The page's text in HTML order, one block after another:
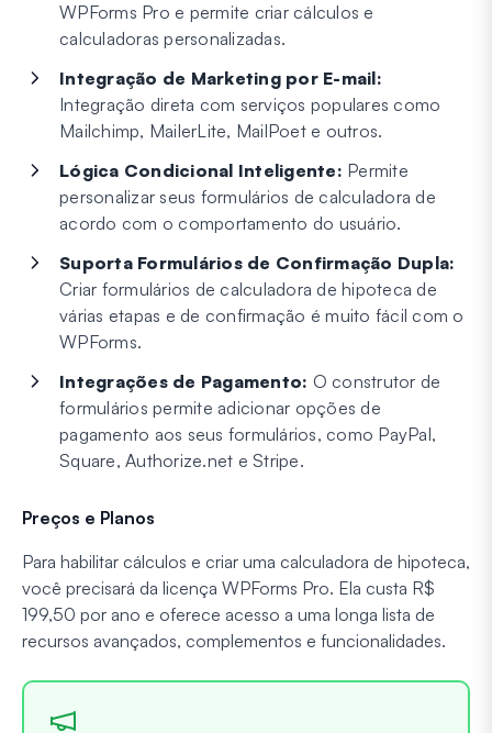
WPForms Pro e permite criar cálculos e
calculadoras personalizadas.
Integração de Marketing por E-mail:
Integração direta com serviços populares como
Mailchimp, MailerLite, MailPoet e outros.
Lógica Condicional Inteligente: Permite
personalizar seus formulários de calculadora de
acordo com o comportamento do usuário.
Suporta Formulários de Confirmação Dupla:
Criar formulários de calculadora de hipoteca de
várias etapas e de confirmação é muito fácil com o
WPForms.
Integrações de Pagamento: O construtor de
formulários permite adicionar opções de
pagamento aos seus formulários, como PayPal,
Square, Authorize.net e Stripe.
Preços e Planos
Para habilitar cálculos e criar uma calculadora de hipoteca,
você precisará da licença WPForms Pro. Ela custa R$
199,50 por ano e oferece acesso a uma longa lista de
recursos avançados, complementos e funcionalidades.